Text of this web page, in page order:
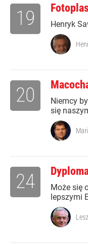
Henryk
19
Niemcy
się
20
Może się
lepszymi
24